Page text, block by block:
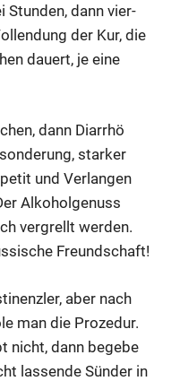
Stunden, dann vier-
der Kur, die
dauert, je eine
dann Diarrhö
starker
und Verlangen
Alkoholgenuss
vergrellt werden.
Freundschaft!
aber nach
man die Prozedur.
nicht, dann begebe
lassende Sünder in